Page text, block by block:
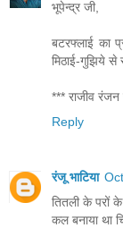
भूपेन्द्र जी,
बटरफ्लाई का
मिठाई-गुझिये से
*** राजीव रंजन
Reply
रंजू भाटिया
तितली के परों के
कल बनाया था